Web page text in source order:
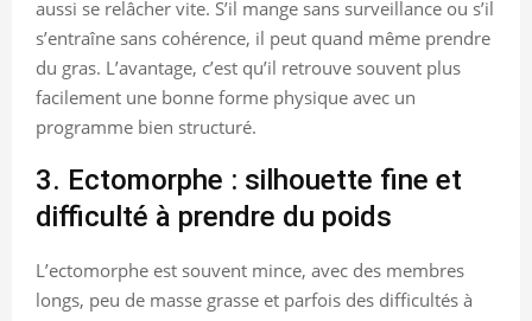
aussi se relâcher vite. S’il mange sans surveillance ou s’il
s’entraîne sans cohérence, il peut quand même prendre
du gras. L’avantage, c’est qu’il retrouve souvent plus
facilement une bonne forme physique avec un
programme bien structuré.
3. Ectomorphe : silhouette fine et
difficulté à prendre du poids
L’ectomorphe est souvent mince, avec des membres
longs, peu de masse grasse et parfois des difficultés à